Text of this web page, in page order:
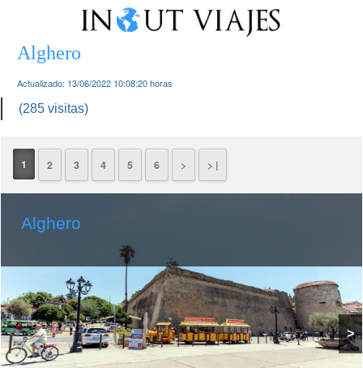
Alghero
Actualizado: 13/06/2022 10:08:20horas
(285 visitas)
1 2 3 4 5 6 > > |
Alghero
>